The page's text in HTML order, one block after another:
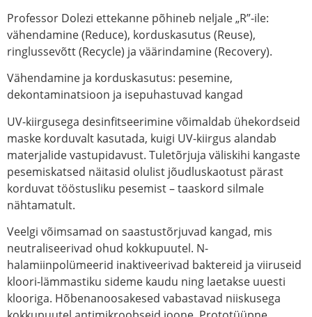
Professor Dolezi ettekanne põhineb neljale „R”-ile:
vähendamine (Reduce), korduskasutus (Reuse),
ringlussevõtt (Recycle) ja väärindamine (Recovery).
Vähendamine ja korduskasutus: pesemine,
dekontaminatsioon ja isepuhastuvad kangad
UV-kiirgusega desinfitseerimine võimaldab ühekordseid
maske korduvalt kasutada, kuigi UV-kiirgus alandab
materjalide vastupidavust. Tuletõrjuja väliskihi kangaste
pesemiskatsed näitasid olulist jõudluskaotust pärast
korduvat tööstusliku pesemist – taaskord silmale
nähtamatult.
Veelgi võimsamad on saastustõrjuvad kangad, mis
neutraliseerivad ohud kokkupuutel. N-
halamiinpolümeerid inaktiveerivad baktereid ja viiruseid
kloori-lämmastiku sideme kaudu ning laetakse uuesti
klooriga. Hõbenanoosakesed vabastavad niiskusega